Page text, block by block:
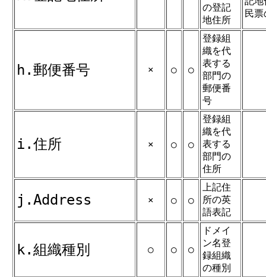
の登記
地住所
民
h.郵便番号 × ○ ○
登録組
織を代
表する
部門の
郵便番
号
i.住所 × ○ ○
登録組
織を代
表する
部門の
住所
j.Address × ○ ○
上記住
所の英
語表記
k.組織種別 ○ ○ ○
ドメイ
ン名登
録組織
の種別